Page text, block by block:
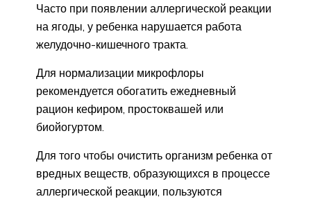
Часто при появлении аллергической реакции
на ягоды, у ребенка нарушается работа
желудочно-кишечного тракта.
Для нормализации микрофлоры
рекомендуется обогатить ежедневный
рацион кефиром, простоквашей или
биойогуртом.
Для того чтобы очистить организм ребенка от
вредных веществ, образующихся в процессе
аллергической реакции, пользуются